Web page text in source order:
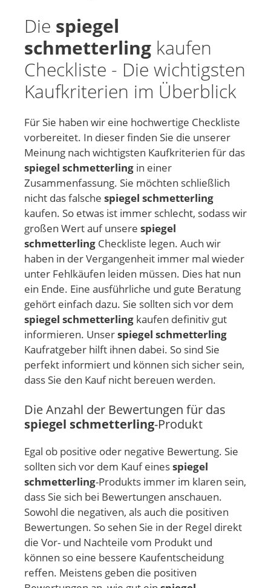
Die spiegel
schmetterling kaufen
Checkliste - Die wichtigsten
Kaufkriterien im Überblick
Für Sie haben wir eine hochwertige Checkliste
vorbereitet. In dieser finden Sie die unserer
Meinung nach wichtigsten Kaufkriterien für das
spiegel schmetterling in einer
Zusammenfassung. Sie möchten schließlich
nicht das falsche spiegel schmetterling
kaufen. So etwas ist immer schlecht, sodass wir
großen Wert auf unsere spiegel
schmetterling Checkliste legen. Auch wir
haben in der Vergangenheit immer mal wieder
unter Fehlkäufen leiden müssen. Dies hat nun
ein Ende. Eine ausführliche und gute Beratung
gehört einfach dazu. Sie sollten sich vor dem
spiegel schmetterling kaufen definitiv gut
informieren. Unserspiegel schmetterling
Kaufratgeber hilft ihnen dabei. So sind Sie
perfekt informiert und können sich sicher sein,
dass Sie den Kauf nicht bereuen werden.
Die Anzahl der Bewertungen für das
spiegel schmetterling-Produkt
Egal ob positive oder negative Bewertung. Sie
sollten sich vor dem Kauf einesspiegel
schmetterling-Produkts immer im klaren sein,
dass Sie sich bei Bewertungen anschauen.
Sowohl die negativen, als auch die positiven
Bewertungen. So sehen Sie in der Regel direkt
die Vor- und Nachteile vom Produkt und
können so eine bessere Kaufentscheidung
reffen. Meistens geben die positiven